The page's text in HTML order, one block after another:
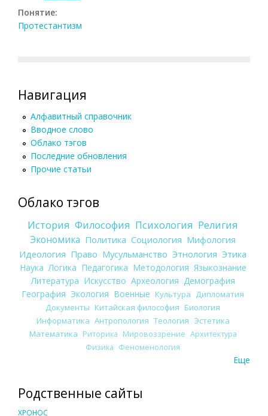
Понятие:
Протестантизм
Навигация
Алфавитный справочник
Вводное слово
Облако тэгов
Последние обновления
Прочие статьи
Облако тэгов
История Философия Психология Религия
Экономика Политика Социология Мифология
Идеология Право Мусульманство Этнология Этика
Наука Логика Педагогика Методология Языкознание
Литература Искусство Археология Демография
География Экология Военные Культура
Дипломатия
Документы Китайская философия Биология
Информатика Антропология Теология Эстетика
Математика Риторика Мировоззрение Архитектура
Физика Феноменология
Еще
Родственные сайты
ХРОНОС